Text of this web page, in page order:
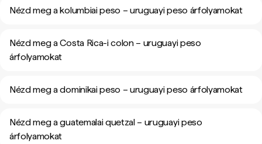
Nézd meg a kolumbiai peso – uruguayi peso árfolyamokat
Nézd meg a Costa Rica-i colon – uruguayi peso
árfolyamokat
Nézd meg a dominikai peso – uruguayi peso árfolyamokat
Nézd meg a guatemalai quetzal – uruguayi peso
árfolyamokat